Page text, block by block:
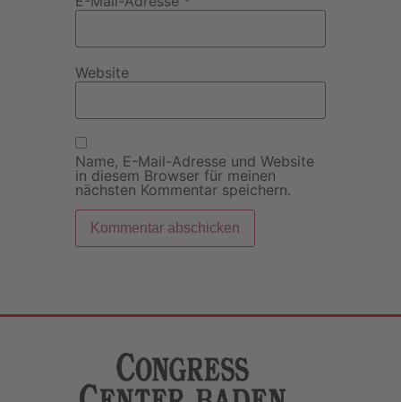
Website
Name, E-Mail-Adresse und Website
in diesem Browser für meinen
nächsten Kommentar speichern.